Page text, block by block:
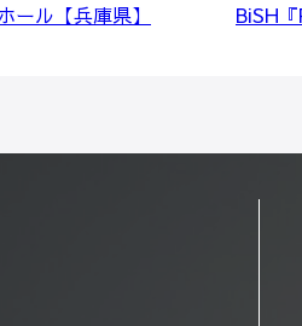
ール【兵庫県】 BiSH